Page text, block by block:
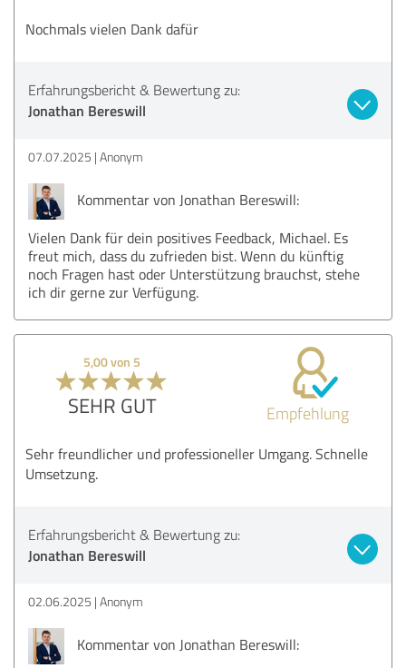
Nochmals vielen Dank dafür
Erfahrungsbericht & Bewertung zu:
Jonathan Bereswill
07.07.2025 Anonym
Kommentar von Jonathan Bereswill:
Vielen Dank für dein positives Feedback, Michael. Es
freut mich, dass du zufrieden bist. Wenn du künftig
noch Fragen hast oder Unterstützung brauchst, stehe
ich dir gerne zur Verfügung.
5,00 von 5
SEHR GUT Empfehlung
Sehr freundlicher und professioneller Umgang. Schnelle
Umsetzung.
Erfahrungsbericht & Bewertung zu:
Jonathan Bereswill
02.06.2025 Anonym
Kommentar von Jonathan Bereswill: